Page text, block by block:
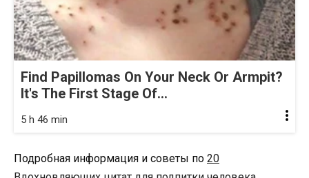
Find Papillomas On Your Neck Or Armpit?
It's The First Stage Of...
5 h 46 min
Подробная информация и советы по 20